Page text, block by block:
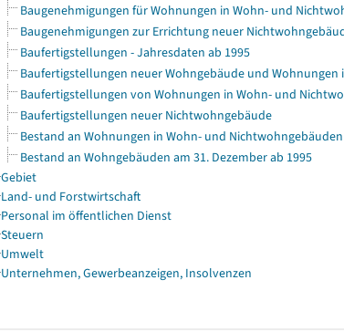
Baugenehmigungen für Wohnungen in Wohn- und
Baugenehmigungen zur Errichtung neuer
Baufertigstellungen - Jahresdaten ab 1995
Baufertigstellungen neuer Wohngebäude und
Baufertigstellungen von Wohnungen in Wohn- und
Baufertigstellungen neuer Nichtwohngebäude
Bestand an Wohnungen in Wohn- und
Bestand an Wohngebäuden am 31. Dezember ab 1995
Gebiet
Land- und Forstwirtschaft
Personal im öffentlichen Dienst
Steuern
Umwelt
Unternehmen, Gewerbeanzeigen, Insolvenzen